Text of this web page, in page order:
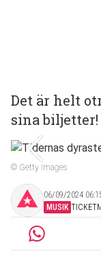
Det är helt
sina biljetter!
© Getty Images
06/09/2024
MUSIK